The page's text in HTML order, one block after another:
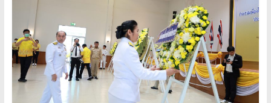
มัธยมศึกษา
สระบุรี
สพม.สระบุรี,สพม.สบ,สำนักงาน